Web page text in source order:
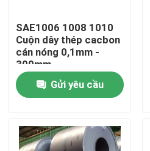
Nhà
SAE1006 1008 1010
Cuộn dây thép cacbon
cán nóng 0,1mm -
300mm
Gửi yêu cầu